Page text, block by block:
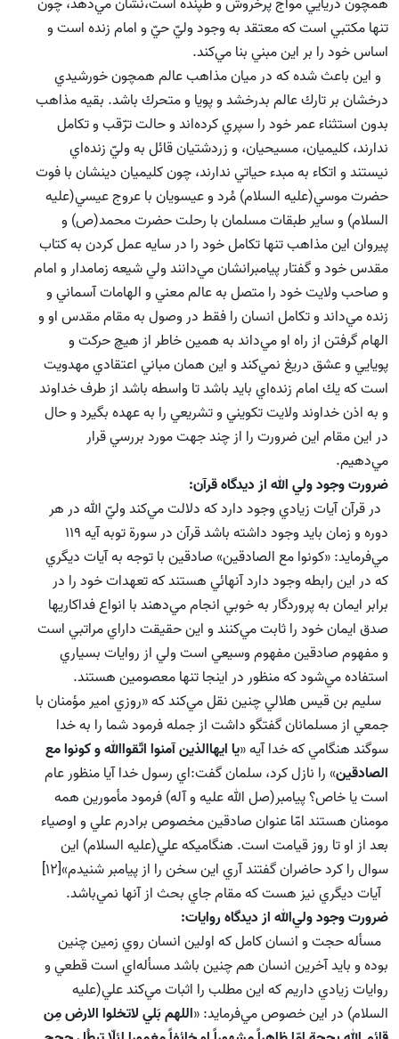
تنها مكتبي است كه معتقد به وجود وليّ حيّ و امام زنده است و
اساس خود را بر اين مبني بنا مي‌كند.
و اين باعث شده كه در ميان مذاهب عالم همچون خورشيدي
درخشان بر تارك عالم بدرخشد و پويا و متحرك باشد. بقيه مذاهب
بدون استثناء عمر خود را سپري كرده‌اند و حالت ترّقب و تكامل
ندارند،‌ كليميان، مسيحيان، و زردشتيان قائل به وليّ زنده‌اي
نيستند و اتكاء به مبدء حياتي ندارند، چون كليميان دينشان با فوت
حضرت موسي(علیه السلام) مُرد و عيسويان با عروج عيسي(علیه
السلام) و ساير طبقات مسلمان با رحلت حضرت محمد(ص) و
پيروان اين مذاهب تنها تكامل خود را در سايه عمل كردن به كتاب
مقدس خود و گفتار پيامبرانشان مي‌دانند ولي شيعه زمامدار و امام
و صاحب ولايت خود را متصل به عالم معني و الهامات آسماني و
زنده مي‌داند و تكامل انسان را فقط در وصول به مقام مقدس او و
الهام گرفتن از راه او مي‌داند به همين خاطر از هيچ حركت و
پويايي و عشق دريغ نمي‌كند و اين همان مباني اعتقادي مهدويت
است كه يك امام زنده‌اي بايد باشد تا واسطه باشد از طرف خداوند
و به اذن خداوند ولايت تكويني و تشريعي را به عهده بگيرد و حال
در اين مقام اين ضرورت را از چند جهت مورد بررسي قرار
مي‌دهيم.
ضرورت وجود ولي الله از ديدگاه قرآن:
در قرآن آيات زيادي وجود دارد كه دلالت مي‌كند وليّ الله در هر
دوره و زمان بايد وجود داشته باشد قرآن در سورة توبه آيه 119
مي‌فرمايد: «كونوا مع الصادقين» صادقين با توجه به آيات ديگري
كه در اين رابطه وجود دارد ‌آنهائي هستند كه تعهدات خود را در
برابر ايمان به پروردگار به خوبي انجام مي‌دهند با انواع فداكاريها
صدق ايمان خود را ثابت مي‌كنند و اين حقيقت داراي مراتبي است
و مفهوم صادقين مفهوم وسيعي است ولي از روايات بسياري
استفاده مي‌شود كه منظور در اينجا تنها معصومين هستند.
سليم بن قيس هلالي چنين نقل مي‌كند كه «روزي امير مؤمنان با
جمعي از مسلمانان گفتگو داشت از جمله فرمود شما را به خدا
سوگند هنگامي كه خدا آيه «يا ايهاالذين آمنوا اتّقواالله و كونوا مع
الصادقين» را نازل كرد، سلمان گفت:‌اي رسول خدا آيا منظور عام
است يا خاص؟ پيامبر(صل الله علیه و آله) فرمود مأمورين همه
مومنان هستند امّا عنوان صادقين مخصوص برادرم علي و اوصياء
بعد از او تا روز قيامت است. هنگاميكه علي(علیه السلام) اين
سوال را كرد حاضران گفتند آري اين سخن را از پيامبر شنيدم»[12]
آيات ديگري نيز هست كه مقام جاي بحث از آنها نمي‌باشد.
ضرورت وجود ولي‌الله از ديدگاه روايات:
مسأله حجت و انسان كامل كه اولين انسان روي زمين چنين
بوده و بايد آخرين انسان هم چنين باشد مسأله‌اي است قطعي و
روايات زيادي داريم كه اين مطلب را اثبات مي‌كند علي(علیه
السلام) در اين خصوص مي‌فرمايد: «اللهم بَلي لاتخلوا الارض مِن